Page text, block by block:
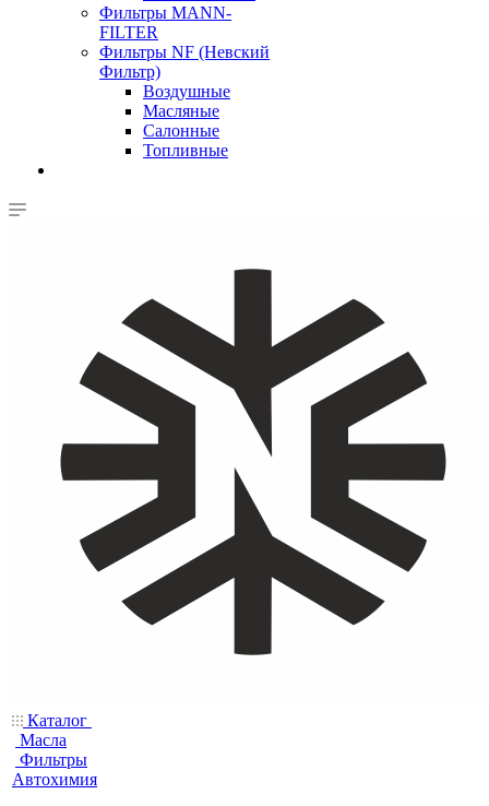
Фильтры MANN-
FILTER
Фильтры NF (Невский
Фильтр)
Воздушные
Масляные
Салонные
Топливные
Каталог
Масла
Фильтры
Автохимия